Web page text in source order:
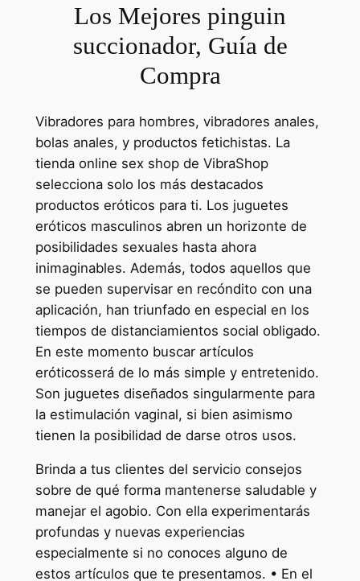
Los Mejores pinguin
succionador, Guía de
Compra
Vibradores para hombres, vibradores anales,
bolas anales, y productos fetichistas. La
tienda online sex shop de VibraShop
selecciona solo los más destacados
productos eróticos para ti. Los juguetes
eróticos masculinos abren un horizonte de
posibilidades sexuales hasta ahora
inimaginables. Además, todos aquellos que
se pueden supervisar en recóndito con una
aplicación, han triunfado en especial en los
tiempos de distanciamientos social obligado.
En este momento buscar artículos
eróticosserá de lo más simple y entretenido.
Son juguetes diseñados singularmente para
la estimulación vaginal, si bien asimismo
tienen la posibilidad de darse otros usos.
Brinda a tus clientes del servicio consejos
sobre de qué forma mantenerse saludable y
manejar el agobio. Con ella experimentarás
profundas y nuevas experiencias
especialmente si no conoces alguno de
estos artículos que te presentamos. • En el